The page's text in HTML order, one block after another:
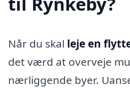
Når du skal leje en
det værd at overveje
nærliggende byer.